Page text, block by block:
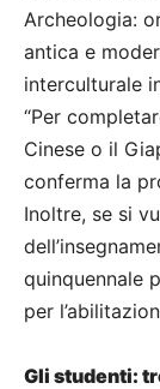
Archeologia:
antica e
interculturale
“Per
Cinese o il
conferma la
Inoltre, se si
quinquennale
per
Gli studenti: